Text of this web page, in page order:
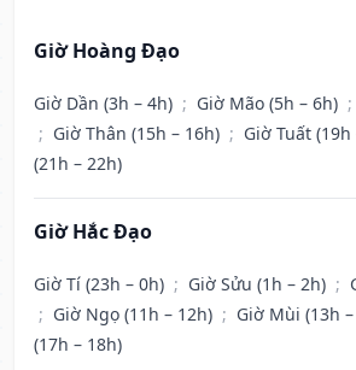
Giờ Hoàng Đạo
Giờ Dần (3h – 4h) ; Giờ Mão (5h – 6h) ;
; Giờ Thân (15h – 16h) ; Giờ Tuất (19h
(21h – 22h)
Giờ Hắc Đạo
Giờ Tí (23h – 0h) ; Giờ Sửu (1h – 2h) ;
; Giờ Ngọ (11h – 12h) ; Giờ Mùi (13h
(17h – 18h)